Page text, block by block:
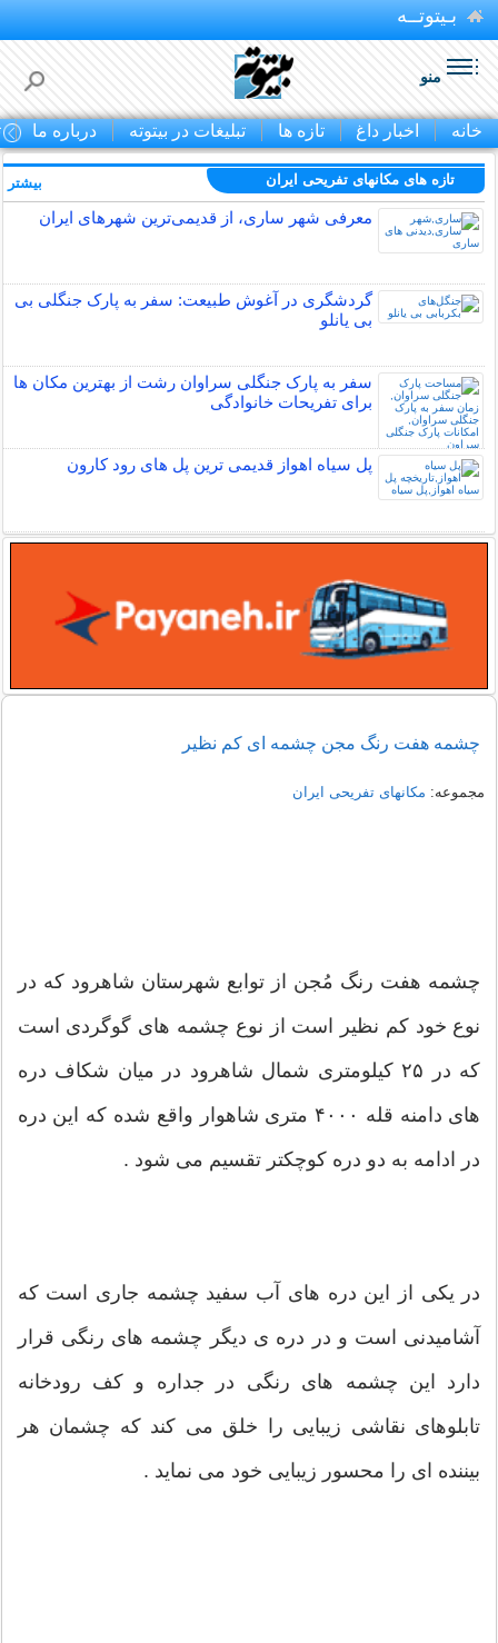
بـیتوتــه
منو
خانه اخبار داغ تازه ها تبلیغات در بیتوته درباره ما
تازه های مکانهای تفریحی ايران
معرفی شهر ساری، از قدیمی‌ترین شهرهای ایران
گردشگری در آغوش طبیعت: سفر به پارک جنگلی بی
بی یانلو
سفر به پارک جنگلی سراوان رشت از بهترین مکان ها
برای تفریحات خانوادگی
پل سیاه اهواز قدیمی ترین پل های رود کارون
بیشتر
چشمه هفت رنگ مجن چشمه ای کم نظیر
مجموعه: مکانهای تفریحی ايران
چشمه هفت رنگ مُجن از توابع شهرستان شاهرود که در
نوع خود كم نظیر است از نوع چشمه های گوگردی است
که در ۲۵ کیلومتری شمال شاهرود در میان شکاف دره
های دامنه قله ۴۰۰۰ متری شاهوار واقع شده که این دره
در ادامه به دو دره کوچکتر تقسیم می شود .
در یکی از این دره های آب سفید چشمه جاری است که
آشامیدنی است و در دره ی دیگر چشمه های رنگی قرار
دارد این چشمه های رنگی در جداره و کف رودخانه
تابلوهای نقاشی زیبایی را خلق می کند که چشمان هر
بیننده ای را محسور زیبایی خود می نماید .